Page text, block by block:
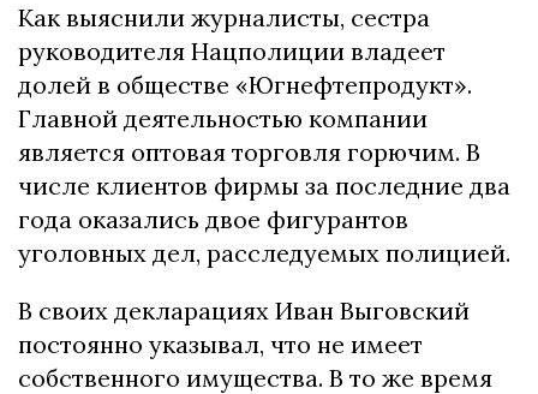
Как выяснили журналисты, сестра
руководителя Нацполиции владеет
долей в обществе «Югнефтепродукт».
Главной деятельностью компании
является оптовая торговля горючим. В
числе клиентов фирмы за последние два
года оказались двое фигурантов
уголовных дел, расследуемых полицией.
В своих декларациях Иван Выговский
постоянно указывал, что не имеет
собственного имущества. В то же время